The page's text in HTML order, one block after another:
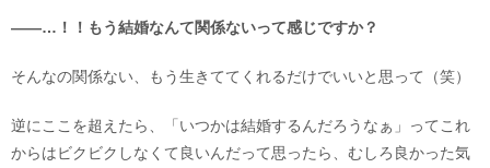
――…！！もう結婚なんて関係ないって感じですか？
そんなの関係ない、もう生きててくれるだけでいいと思って（笑）
逆にここを超えたら、「いつかは結婚するんだろうなぁ」ってこれ
からはビクビクしなくて良いんだって思ったら、むしろ良かった気